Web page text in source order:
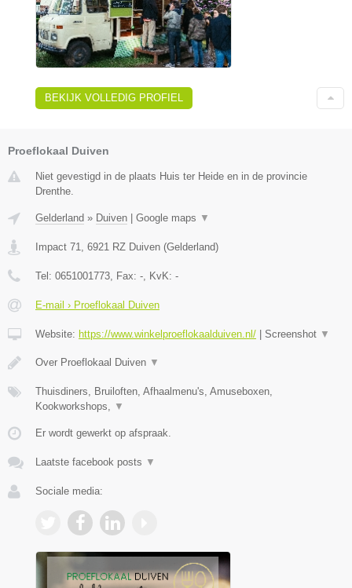
BEKIJK VOLLEDIG PROFIEL
Proeflokaal Duiven
Niet gevestigd in de plaats Huis ter Heide en in de provincie
Drenthe.
Gelderland » Duiven Google maps ▼
Impact 71, 6921 RZ Duiven (Gelderland)
Tel: 0651001773, Fax: -, KvK: -
E-mail › Proeflokaal Duiven
Website: https://www.winkelproeflokaalduiven.nl/ Screenshot ▼
Over Proeflokaal Duiven ▼
Thuisdiners, Bruiloften, Afhaalmenu's, Amuseboxen,
Kookworkshops, ▼
Er wordt gewerkt op afspraak.
Laatste facebook posts ▼
Sociale media: